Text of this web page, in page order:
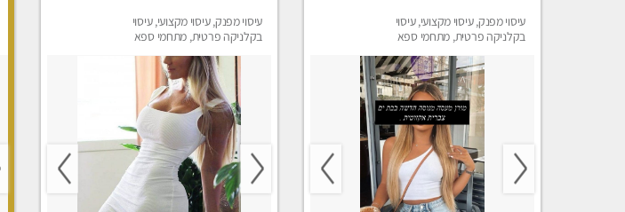
עיסוי מפנק, עיסוי מקצועי, עיסוי
בקלניקה פרטית, מתחמי ספא
עיסוי מפנק, עיסוי מקצועי, עיסוי
בקלניקה פרטית, מתחמי ספא
טנטרה